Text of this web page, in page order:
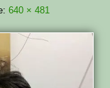
640 × 481